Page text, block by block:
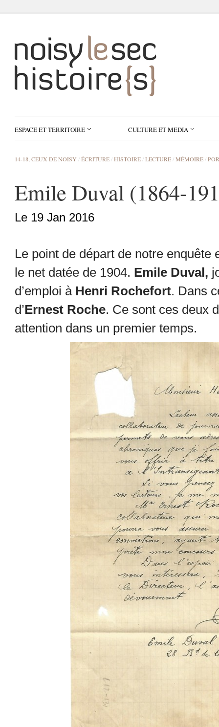
ESPACE ET TERRITOIRE CULTURE ET MEDIA
14-18, CEUX DE NOISY /ÉCRITURE /HISTOIRE /LECTURE /MÉMOIRE /
Emile Duval (1864-
Le 19 Jan 2016
Le point de départ de notre
le net datée de 1904. Emile Duval,
d’emploi à Henri Rochefort. Dans
d’Ernest Roche. Ce sont ces deux
attention dans un premier temps.